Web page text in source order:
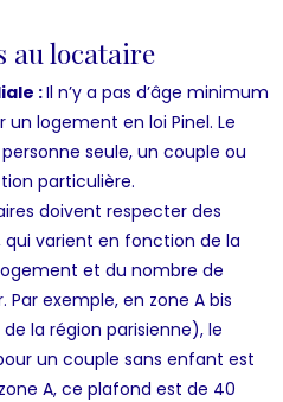
au locataire
:Il n’y a pas d’âge minimum
logement en loi Pinel. Le
seule, un couple ou
particulière.
doivent respecter des
qui varient en fonction de la
et du nombre de
Par exemple, en zone A bis
la région parisienne), le
un couple sans enfant est
A, ce plafond est de 40